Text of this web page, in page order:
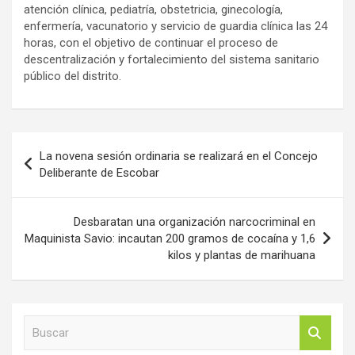
atención clínica, pediatría, obstetricia, ginecología,
enfermería, vacunatorio y servicio de guardia clínica las 24
horas, con el objetivo de continuar el proceso de
descentralización y fortalecimiento del sistema sanitario
público del distrito.
de
entradas
La novena sesión ordinaria se realizará en el Concejo
Deliberante de Escobar
Desbaratan una organización narcocriminal en
Maquinista Savio: incautan 200 gramos de cocaína y 1,6
kilos y plantas de marihuana